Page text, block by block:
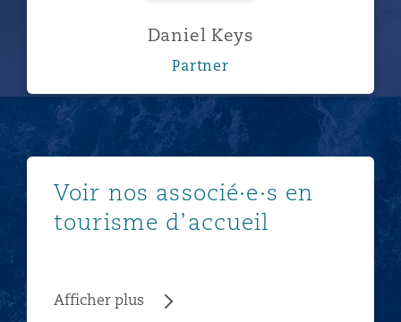
Daniel Keys
Partner
Voir nos associé·e·s en
tourisme d’accueil
Afficher plus